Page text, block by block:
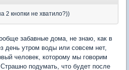
2 кнопки не хватило?))
забавные дома, не знаю, как в
день утром воды или совсем нет,
человек, которому мы говорим
подумать, что будет после